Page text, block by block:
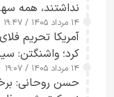
نداشتند، همه
۱۴ مرداد ۱۴۰۵ / ۱۹:۴۷
آمریکا تحریم
کرد؛ واشنگتن:
۱۴ مرداد ۱۴۰۵ / ۱۹:۰۷
حسن روحانی: